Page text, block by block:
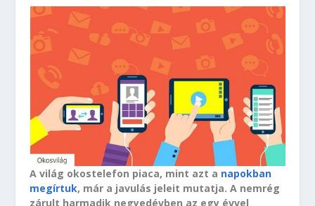
A világ okostelefon piaca, mint azt a napokban
megírtuk, már a javulás jeleit mutatja. A nemrég
zárult harmadik negyedévben az egy évvel